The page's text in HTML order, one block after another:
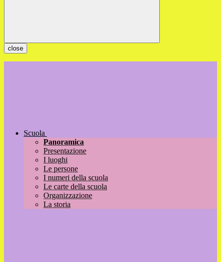
close
Scuola
Panoramica
Presentazione
I luoghi
Le persone
I numeri della scuola
Le carte della scuola
Organizzazione
La storia